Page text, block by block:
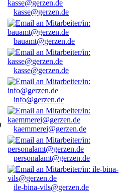
kasse@gerzen.de
bauamt@gerzen.de
kasse@gerzen.de
info@gerzen.de
kaemmerei@gerzen.de
personalamt@gerzen.de
ile-bina-vils@gerzen.de